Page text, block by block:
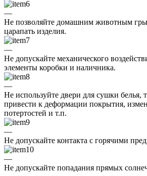
—
Не позволяйте домашним животным
царапать изделия.
—
Не допускайте механического
элементы коробки и наличника.
—
Не используйте двери для сушки белья,
привести к деформации покрытия,
потертостей и т.п.
—
Не допускайте контакта с горячими
—
Не допускайте попадания прямых